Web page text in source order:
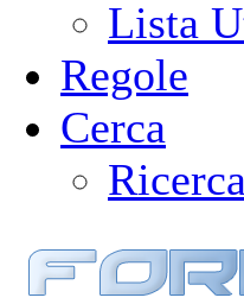
Lista
Regole
Cerca